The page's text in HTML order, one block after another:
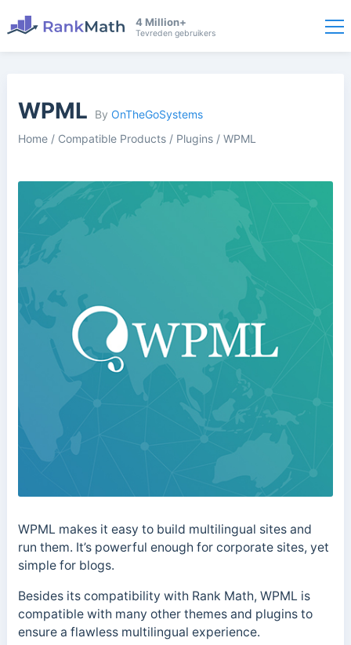
4 Million+
Tevreden gebruikers
WPML By OnTheGoSystems
Home/ Compatible Products/ Plugins/ WPML
WPML makes it easy to build multilingual sites and
run them. It’s powerful enough for corporate sites, yet
simple for blogs.
Besides its compatibility with Rank Math, WPML is
compatible with many other themes and plugins to
ensure a flawless multilingual experience.